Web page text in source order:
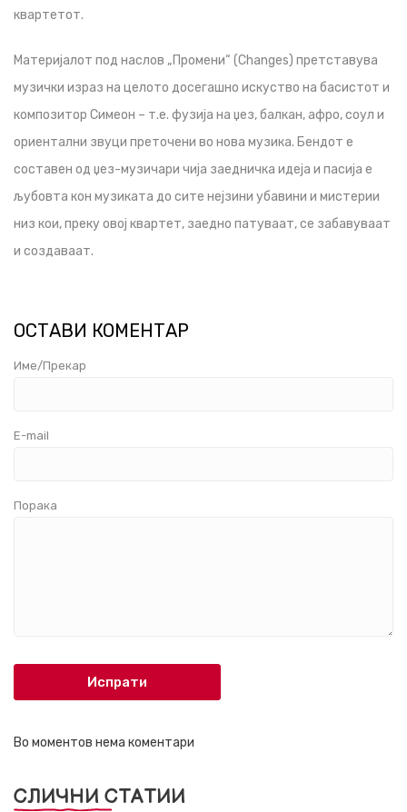
квартетот.
Материјалот под наслов „Промени“ (Changes) претставува
музички израз на целото досегашно искуство на басистот и
композитор Симеон – т.е. фузија на џез, балкан, афро, соул и
ориентални звуци преточени во нова музика. Бендот е
составен од џез-музичари чија заедничка идеја и пасија е
љубовта кон музиката до сите нејзини убавини и мистерии
низ кои, преку овој квартет, заедно патуваат, се забавуваат
и создаваат.
ОСТАВИ КОМЕНТАР
Име/Прекар
E-mail
Порака
Испрати
Во моментов нема коментари
СЛИЧНИ СТАТИИ